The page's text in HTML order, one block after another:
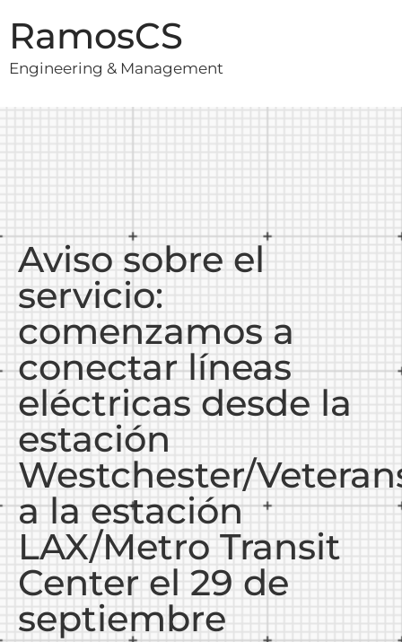
RamosCS
Engineering & Management
Aviso sobre el
servicio:
comenzamos a
conectar líneas
eléctricas desde la
estación
Westchester/
a la estación
LAX/Metro Transit
Center el 29 de
septiembre